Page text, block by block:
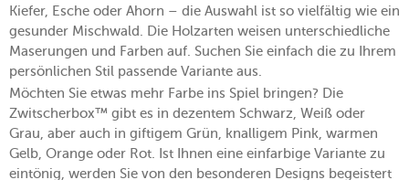
Kiefer, Esche oder Ahorn – die Auswahl ist so vielfältig wie ein
gesunder Mischwald. Die Holzarten weisen unterschiedliche
Maserungen und Farben auf. Suchen Sie einfach die zu Ihrem
persönlichen Stil passende Variante aus.
Möchten Sie etwas mehr Farbe ins Spiel bringen? Die
Zwitscherbox™ gibt es in dezentem Schwarz, Weiß oder
Grau, aber auch in giftigem Grün, knalligem Pink, warmen
Gelb, Orange oder Rot. Ist Ihnen eine einfarbige Variante zu
eintönig, werden Sie von den besonderen Designs begeistert